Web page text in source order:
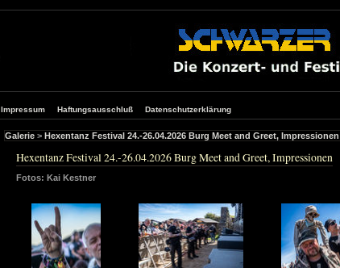
Impressum Haftungsausschluß Datenschutzerklärung
Galerie > Hexentanz Festival 24.-26.04.2026 Burg Meet and Greet, Impressionen
Hexentanz Festival 24.-26.04.2026 Burg Meet and Greet, Impressionen
Fotos: Kai Kestner